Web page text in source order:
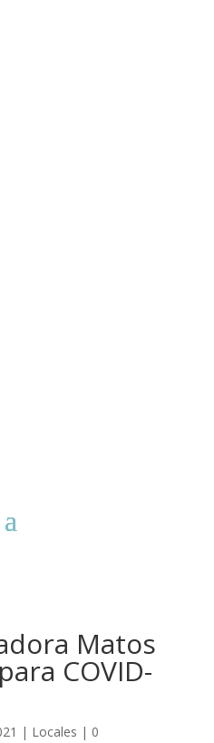
Matos
COVID-
| Locales | 0